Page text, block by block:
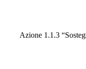
Azione 1.1.3